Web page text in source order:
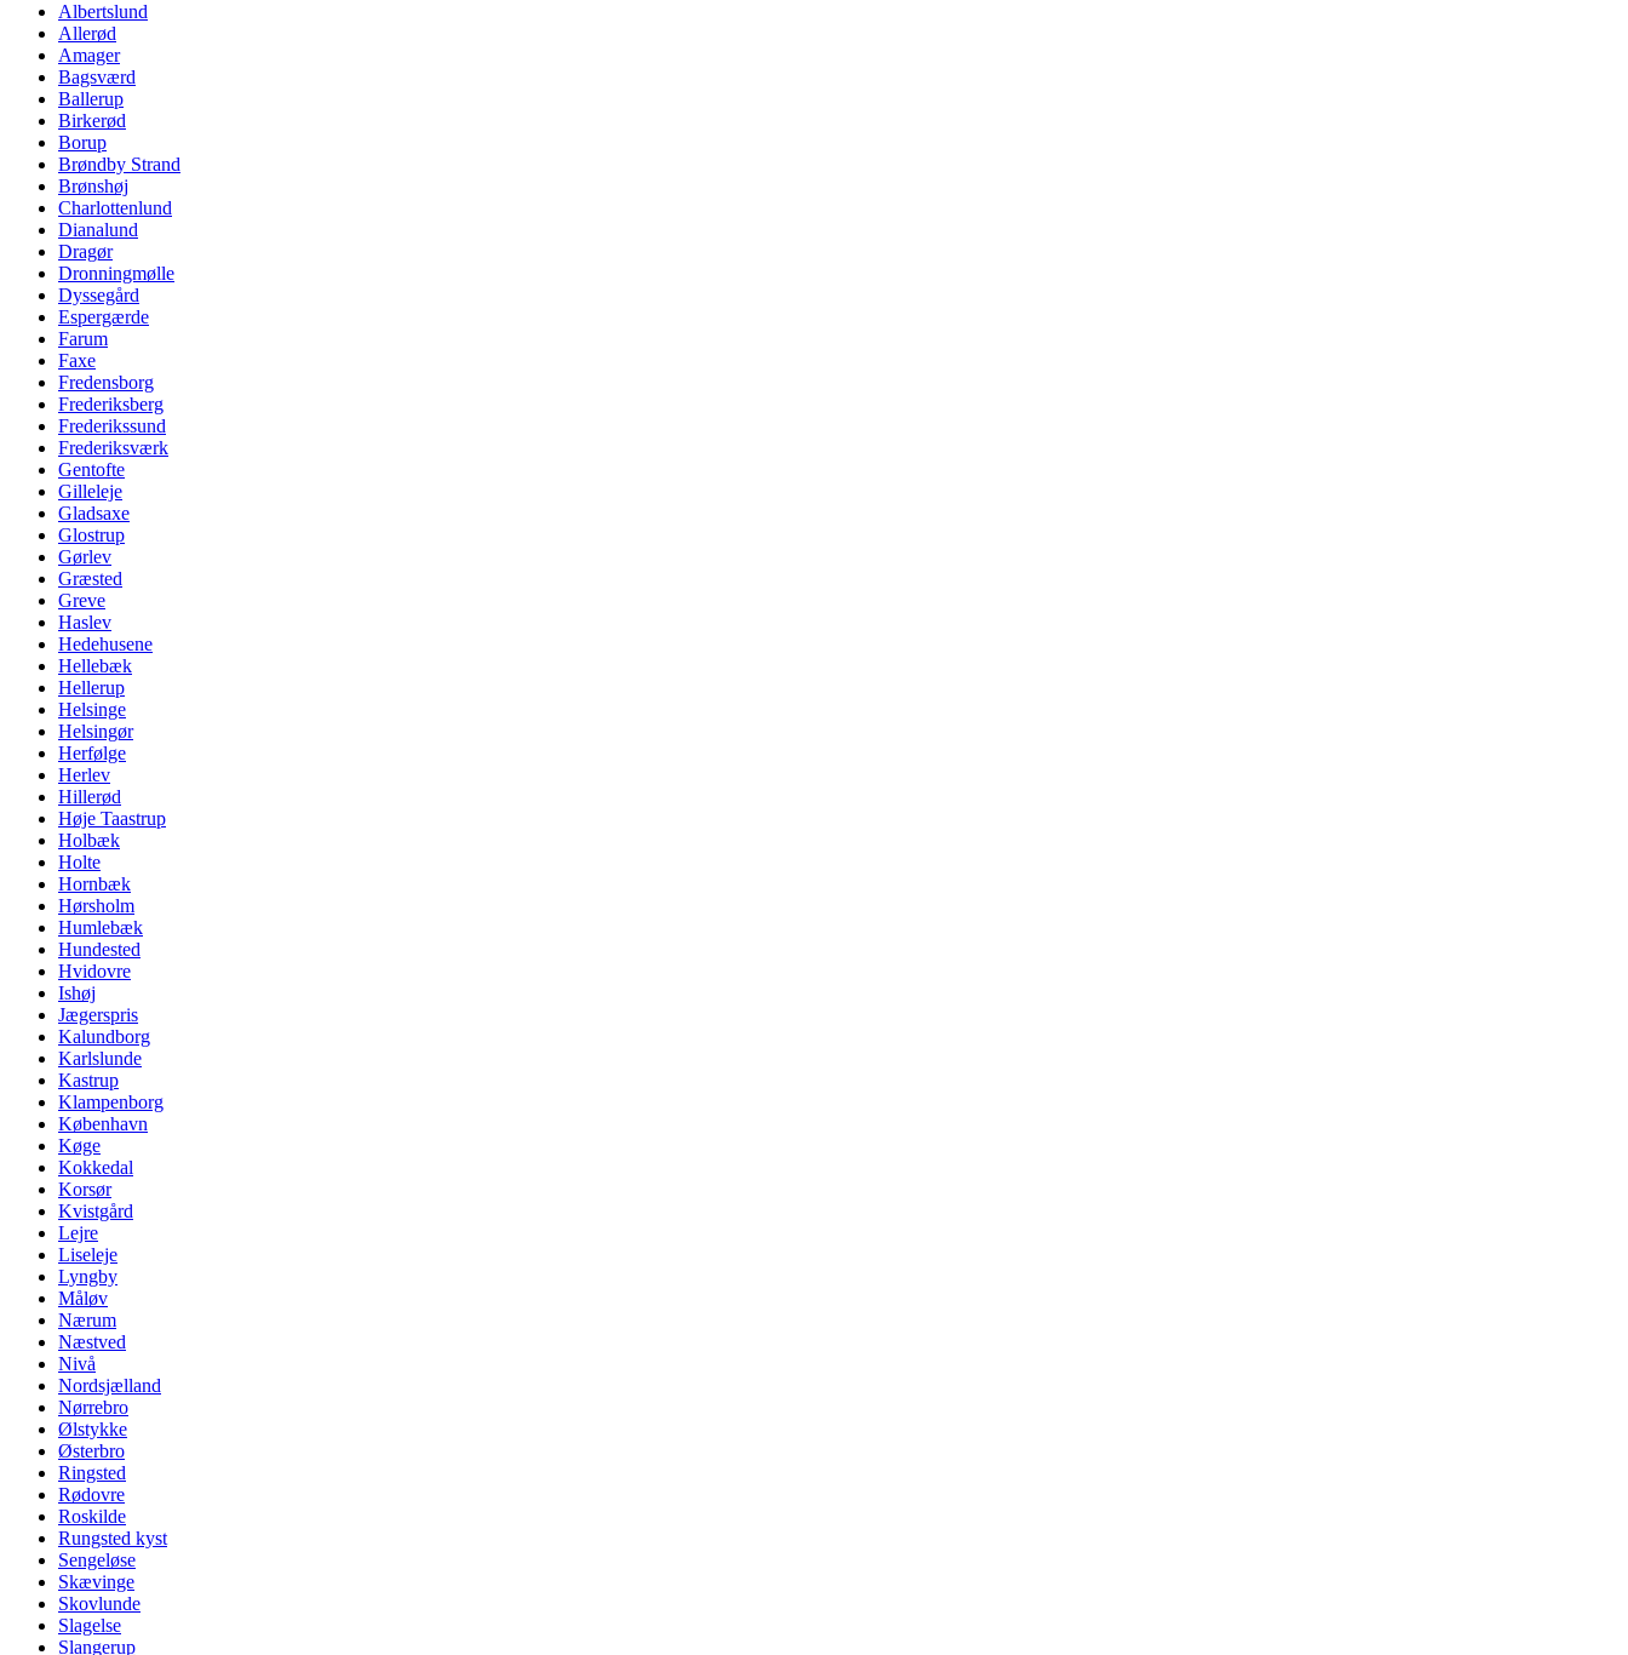
Albertslund
Allerød
Amager
Bagsværd
Ballerup
Birkerød
Borup
Brøndby Strand
Brønshøj
Charlottenlund
Dianalund
Dragør
Dronningmølle
Dyssegård
Espergærde
Farum
Faxe
Fredensborg
Frederiksberg
Frederikssund
Frederiksværk
Gentofte
Gilleleje
Gladsaxe
Glostrup
Gørlev
Græsted
Greve
Haslev
Hedehusene
Hellebæk
Hellerup
Helsinge
Helsingør
Herfølge
Herlev
Hillerød
Høje Taastrup
Holbæk
Holte
Hornbæk
Hørsholm
Humlebæk
Hundested
Hvidovre
Ishøj
Jægerspris
Kalundborg
Karlslunde
Kastrup
Klampenborg
København
Køge
Kokkedal
Korsør
Kvistgård
Lejre
Liseleje
Lyngby
Måløv
Nærum
Næstved
Nivå
Nordsjælland
Nørrebro
Ølstykke
Østerbro
Ringsted
Rødovre
Roskilde
Rungsted kyst
Sengeløse
Skævinge
Skovlunde
Slagelse
Slangerup